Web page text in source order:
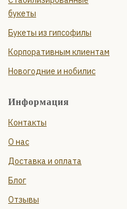
букеты
Букеты из гипсофилы
Корпоративным клиентам
Новогодние и нобилис
Информация
Контакты
О нас
Доставка и оплата
Блог
Отзывы